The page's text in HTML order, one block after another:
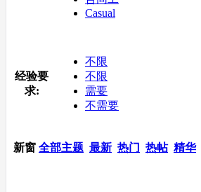
Casual
经验要
求:
不限
不限
需要
不需要
新窗 全部主题 最新 热门 热帖 精华